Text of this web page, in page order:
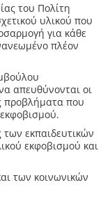
του Πολίτη
υλικού που
για κάθε
πλέον
απευθύνονται οι
προβλήματα που
εκπαιδευτικών
εκφοβισμού και
των κοινωνικών